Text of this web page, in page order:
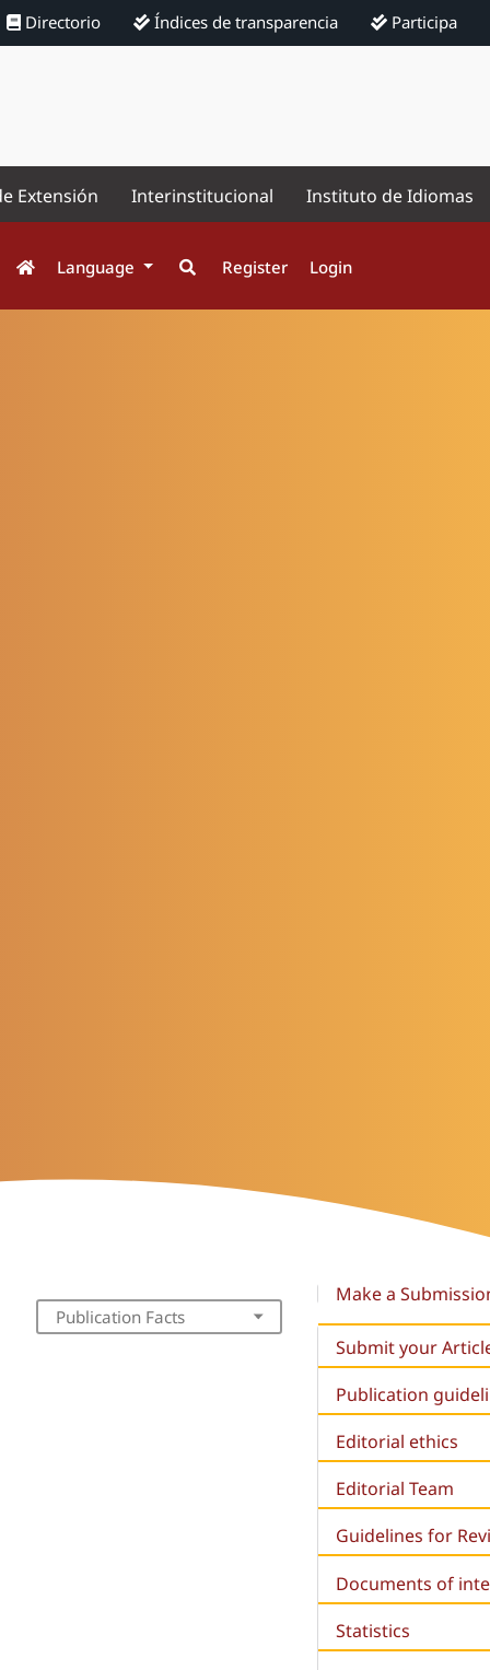
Directorio Índices de transparencia Participa
Extensión Interinstitucional Instituto de Idiomas
Language Register Login
Publication Facts
Make a
Submit your
Publication
Editorial ethics
Editorial Team
Guidelines for
Documents of
Statistics